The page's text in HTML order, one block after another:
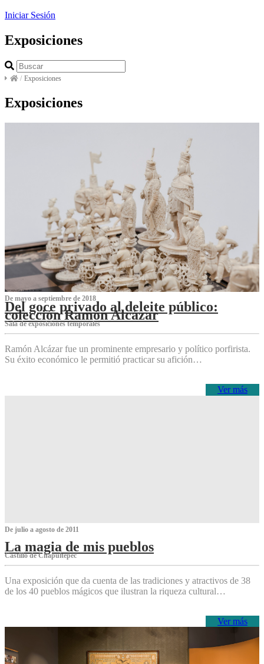
Iniciar Sesión
Exposiciones
/ Exposiciones
Exposiciones
De mayo a septiembre de 2018
Del goce privado al deleite público:
colección Ramón Alcázar
Sala de exposiciones temporales
Ramón Alcázar fue un prominente empresario y político porfirista.
Su éxito económico le permitió practicar su afición…
Ver más
De julio a agosto de 2011
La magia de mis pueblos
Castillo de Chapultepec
Una exposición que da cuenta de las tradiciones y atractivos de 38
de los 40 pueblos mágicos que ilustran la riqueza cultural…
Ver más